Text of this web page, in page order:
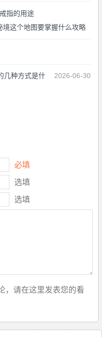
指的用途
这个地图要掌握什么攻略
2026-06-30
几种方式是什
必填
选填
选填
，请在这里发表您的看